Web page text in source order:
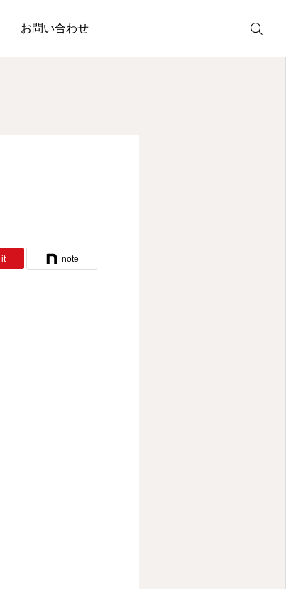
お問い合わせ
it note